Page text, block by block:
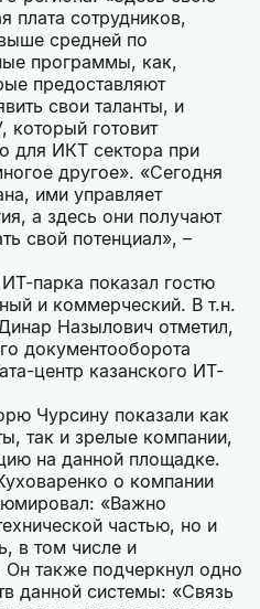
плата сотрудников,
средней по
программы, как,
предоставляют
свои таланты, и
который готовит
для ИКТ сектора при
другое». «Сегодня
ими управляет
а здесь они получают
свой потенциал», –
парка показал гостю
и коммерческий. В т.н.
Назылович отметил,
документооборота
центр казанского ИТ-
Чурсину показали как
так и зрелые компании,
на данной площадке.
о компании
«Важно
частью, но и
в том числе и
также подчеркнул одно
данной системы: «Связь